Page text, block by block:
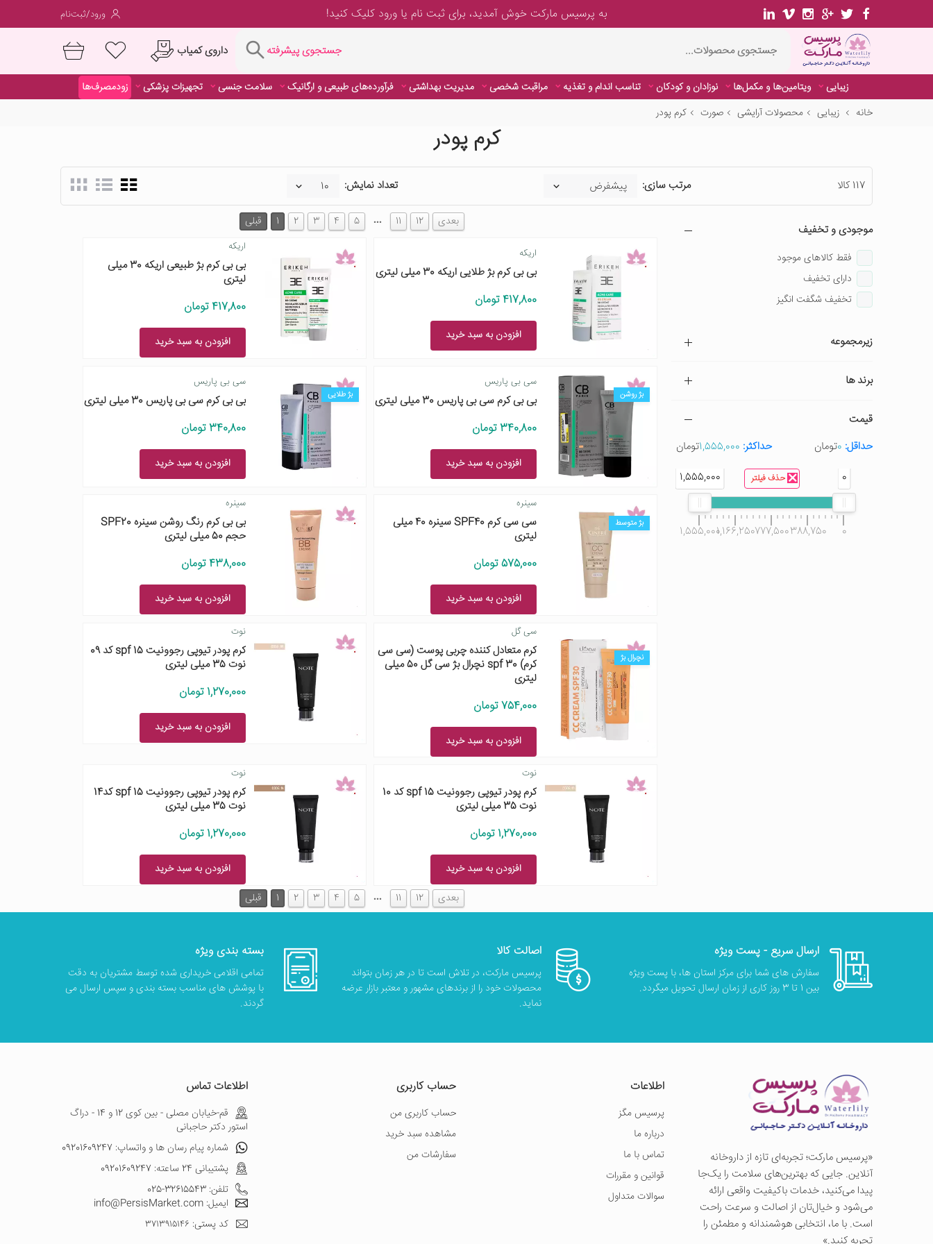
داروی کمیاب
به پرسیس مارکت خوش آمدید، برایثبت نام یا ورودکلیک کنید! ورود/ثبت‌نام
جستجوی پیشرفته داروی کمیاب
زیبایی ویتامین‌ها و مکمل‌ها نوزادان و کودکان تناسب اندام و تغذیه مراقبت شخصی مدیریت بهداشتی فرآورده‌های طبیعی و ارگانیک سلامت جنسی تجهیزات پزشکی
زودمصرف‌ها
خانه
زیبایی محصولات آرایشی صورت کرم پودر
کرم پودر
117 کالا مرتب سازی: تعداد نمایش:
موجودی و تخفیف
فقط کالاهای موجود
دارای تخفیف
تخفیف شگفت انگیز
زیرمجموعه
برند ها
قیمت
حداقل: 0تومان حداکثر: 1,555,000تومان
حذف فیلتر 0
1,555,000
0
388,750
777,500
1,166,250
1,555,000
قبلی 1 2 3 4 5 … 11 12 بعدی
اریکه
بی بی کرم بژ طلایی اریکه 30 میلی لیتری
417,800 تومان
افزودن به سبد خرید
اریکه
بی بی کرم بژ طبیعی اریکه 30 میلی
لیتری
417,800 تومان
افزودن به سبد خرید
بژ روشن
سی بی پاریس
بی بی کرم سی بی پاریس 30 میلی لیتری
340,800 تومان
افزودن به سبد خرید
بژ طلایی
سی بی پاریس
بی بی کرم سی بی پاریس 30 میلی لیتری
340,800 تومان
افزودن به سبد خرید
بژ متوسط
سینره
سی سی کرم SPF40 سینره 40 میلی
لیتری
575,000 تومان
افزودن به سبد خرید
سینره
بی بی کرم رنگ روشن سینره SPF20
حجم 50 میلی لیتری
438,000 تومان
افزودن به سبد خرید
نچرال بژ
سی گل
کرم متعادل کننده چربی پوست (سی سی
کرم) spf 30 نچرال بژ سی گل 50 میلی
لیتری
754,000 تومان
افزودن به سبد خرید
نوت
کرم پودر تیوپی رجوونیت spf 15 کد 09
نوت 35 میلی لیتری
1,270,000 تومان
افزودن به سبد خرید
نوت
کرم پودر تیوپی رجوونیت spf 15 کد 10
نوت 35 میلی لیتری
1,270,000 تومان
افزودن به سبد خرید
نوت
کرم پودر تیوپی رجوونیت spf 15 کد14
نوت 35 میلی لیتری
1,270,000 تومان
افزودن به سبد خرید
قبلی
1 2 3 4 5 … 11 12 بعدی
ارسال سریع - پست ویژه
سفارش های شما برای مرکز استان ها، با پست ویژه
بین 1 تا 3 روز کاری از زمان ارسال تحویل میگردد.
اصالت کالا
پرسیس مارکت، در تلاش است تا در هر زمان بتواند
محصولات خود را از برندهای مشهور و معتبر بازار عرضه
نماید.
بسته بندی ویژه
تمامی اقلامی خریداری شده توسط مشتریان به دقت
با پوشش های مناسب بسته بندی و سپس ارسال می
گردند.
«پرسيس ماركت؛ تجربه‌ای تازه از داروخانه
آنلاین. جایی که بهترین‌های سلامت را یک‌جا
پیدا می‌کنید، خدمات باکیفیت واقعی ارائه
می‌شود و خیال‌تان از اصالت و سرعت راحت
است. با ما، انتخابی هوشمندانه و مطمئن را
اطلاعات
پرسیس مگز
درباره ما
تماس با ما
قوانین و مقررات
سوالات متداول
حساب کاربری
حساب کاربری من
مشاهده سبد خرید
سفارشات من
اطلاعات تماس
قم-خیابان مصلی - بین کوی 12 و 14 - دراگ
استور دکتر حاجبانی
شماره پیام رسان ها و واتساپ: 09201609247
پشتیبانی 24 ساعته: 09201609247
تلفن: 32615543-025
ایمیل: info@PersisMarket.com
کد پستی: ۳۷۱۳۹۱۵۱۴۶